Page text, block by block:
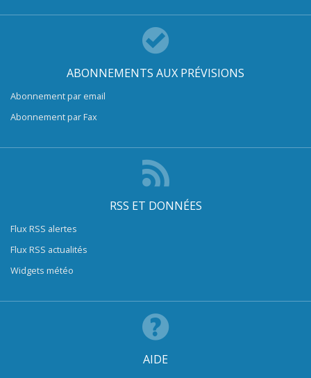
ABONNEMENTS AUX PRÉVISIONS
Abonnement par email
Abonnement par Fax
RSS ET DONNÉES
Flux RSS alertes
Flux RSS actualités
Widgets météo
AIDE